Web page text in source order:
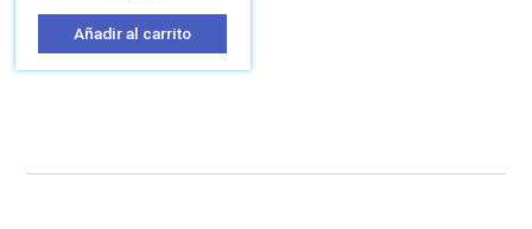
Añadir al carrito